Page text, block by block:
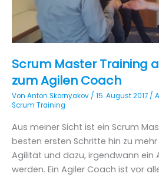
Scrum Master Training
zum Agilen Coach
Von Anton Skornyakov / 15. August 2017 /
Scrum Training
Aus meiner Sicht ist ein Scrum
besten ersten Schritte hin zu
Agilität und dazu, irgendwann ein
werden. Ein Agiler Coach ist vor